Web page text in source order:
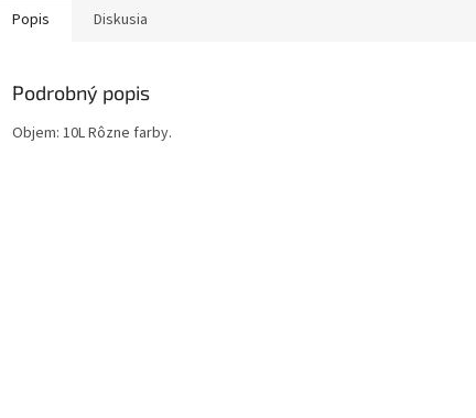
Popis Diskusia
Podrobný popis
Objem: 10L Rôzne farby.